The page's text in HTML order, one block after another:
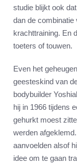
studie blijkt ook
dan de combinatie
krachttraining. En
toeters of touwen.
Even het
geesteskind van
bodybuilder
hij in 1966 tijdens
gehurkt moest
werden
aanvoelden alsof
idee om te gaan